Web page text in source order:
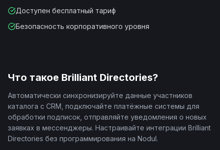
Доступен бесплатный тариф
Безопасность корпоративного уровня
Что такое Brilliant Directories?
Автоматически синхронизируйте данные участников
каталога с CRM, подключайте платёжные системы для
обработки подписок, отправляйте уведомления о новых
заявках в мессенджеры. Настраивайте интеграции Brilliant
Directories без программирования на Nodul.